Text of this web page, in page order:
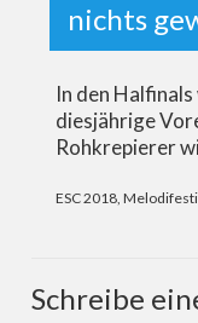
nichts
In den
diesjährige
Rohkrepierer
ESC 2018,
Schreibe